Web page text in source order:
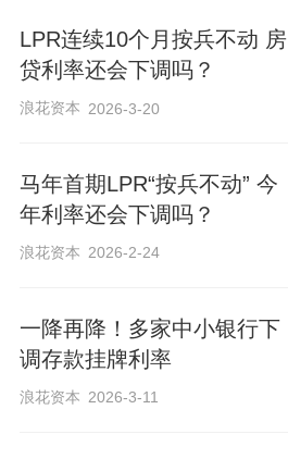
LPR连续10个月按兵不动 房
贷利率还会下调吗？
浪花资本 2026-3-20
马年首期LPR“按兵不动” 今
年利率还会下调吗？
浪花资本 2026-2-24
一降再降！多家中小银行下
调存款挂牌利率
浪花资本 2026-3-11